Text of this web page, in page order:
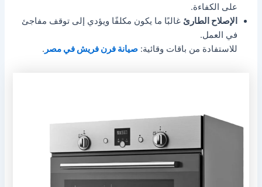
على الكفاءة.
الإصلاح الطارئ غالبًا ما يكون مكلفًا ويؤدي إلى توقف مفاجئ
في العمل.
للاستفادة من باقات وقائية:صيانة فرن فريش في مصر .